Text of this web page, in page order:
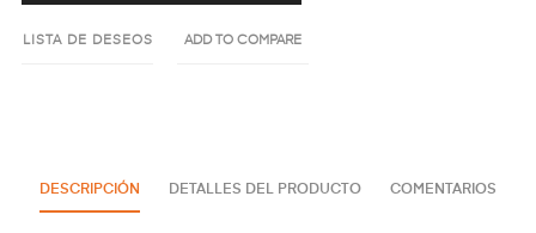
LISTA DE DESEOS ADD TO COMPARE
DESCRIPCIÓN DETALLES DEL PRODUCTO COMENTARIOS